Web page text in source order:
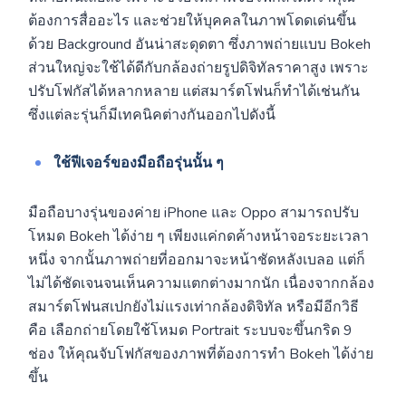
ต้องการสื่ออะไร และช่วยให้บุคคลในภาพโดดเด่นขึ้น
ด้วย Background อันน่าสะดุดตา ซึ่งภาพถ่ายแบบ Bokeh
ส่วนใหญ่จะใช้ได้ดีกับกล้องถ่ายรูปดิจิทัลราคาสูง เพราะ
ปรับโฟกัสได้หลากหลาย แต่สมาร์ตโฟนก็ทำได้เช่นกัน
ซึ่งแต่ละรุ่นก็มีเทคนิคต่างกันออกไปดังนี้
ใช้ฟีเจอร์ของมือถือรุ่นนั้น ๆ
มือถือบางรุ่นของค่าย iPhone และ Oppo สามารถปรับ
โหมด Bokeh ได้ง่าย ๆ เพียงแค่กดค้างหน้าจอระยะเวลา
หนึ่ง จากนั้นภาพถ่ายที่ออกมาจะหน้าชัดหลังเบลอ แต่ก็
ไม่ได้ชัดเจนจนเห็นความแตกต่างมากนัก เนื่องจากกล้อง
สมาร์ตโฟนสเปกยังไม่แรงเท่ากล้องดิจิทัล หรือมีอีกวิธี
คือ เลือกถ่ายโดยใช้โหมด Portrait ระบบจะขึ้นกริด 9
ช่อง ให้คุณจับโฟกัสของภาพที่ต้องการทำ Bokeh ได้ง่าย
ขึ้น